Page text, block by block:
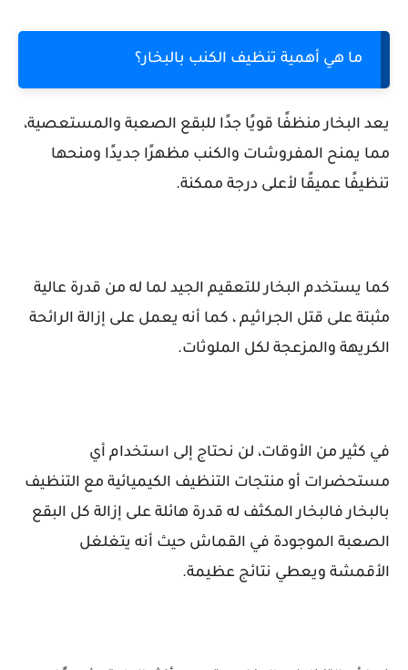
ما هي أهمية تنظيف الكنب بالبخار؟
يعد البخار منظفًا قويًا جدًا للبقع الصعبة والمستعصية،
مما يمنح المفروشات والكنب مظهرًا جديدًا ومنحها
تنظيفًا عميقًا لأعلى درجة ممكنة.
كما يستخدم البخار للتعقيم الجيد لما له من قدرة عالية
مثبتة على قتل الجراثيم ، كما أنه يعمل على إزالة الرائحة
الكريهة والمزعجة لكل الملوثات.
في كثير من الأوقات، لن نحتاج إلى استخدام أي
مستحضرات أو منتجات التنظيف الكيميائية مع التنظيف
بالبخار فالبخار المكثف له قدرة هائلة على إزالة كل البقع
الصعبة الموجودة في القماش حيث أنه يتغلغل
الأقمشة ويعطي نتائج عظيمة.